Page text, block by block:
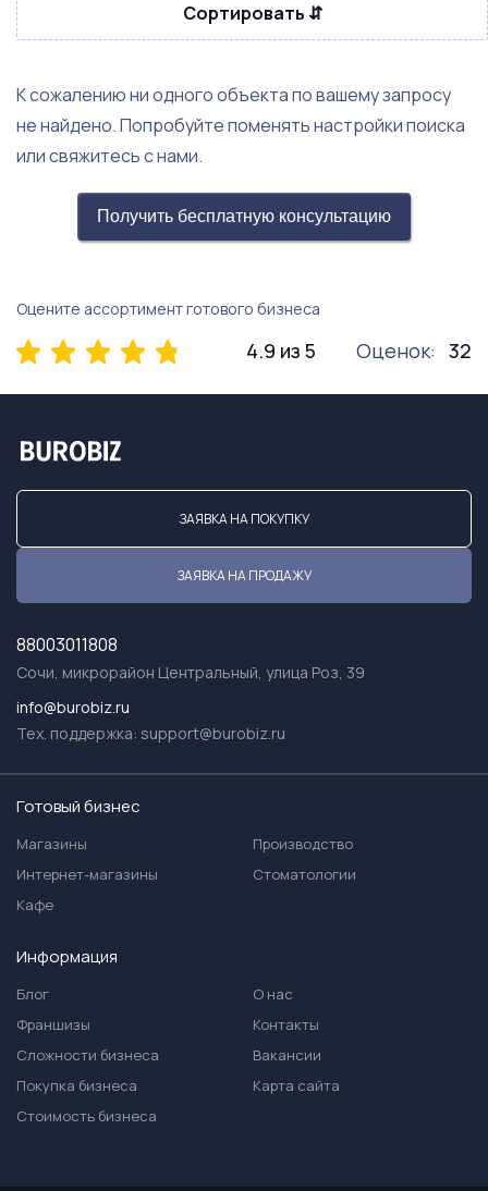
Сортировать ⇵
К сожалению ни одного объекта по вашему запросу
не найдено. Попробуйте поменять настройки поиска
или свяжитесь с нами.
Получить бесплатную консультацию
Оцените ассортимент готового бизнеса
4.9 из 5 Оценок: 32
ЗАЯВКА НА ПОКУПКУ
ЗАЯВКА НА ПРОДАЖУ
88003011808
Сочи, микрорайон Центральный, улица Роз, 39
info@burobiz.ru
Тех. поддержка: support@burobiz.ru
Готовый бизнес
Магазины
Интернет-магазины
Кафе
Производство
Стоматологии
Информация
Блог
Франшизы
Сложности бизнеса
Покупка бизнеса
Стоимость бизнеса
О нас
Контакты
Вакансии
Карта сайта